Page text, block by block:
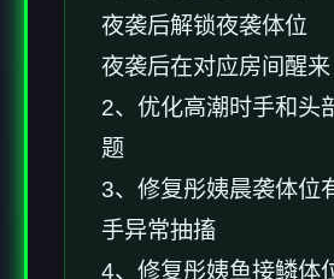
夜袭后解锁夜袭体位
夜袭后在对应房间醒来
2、优化高潮时手和头
题
3、修复彤姨晨袭体位
手异常抽搐
4、修复彤姨鱼接鳞体